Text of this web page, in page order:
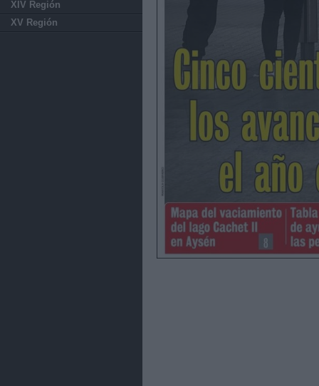
XIV Región
XV Región